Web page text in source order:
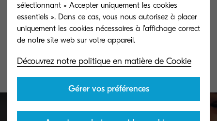
TK-5305C
Cyan toner yield 6,000 pages in
TK-5305M
Magenta toner
sélectionnant « Accepter uniquement les cookies
essentiels ». Dans ce cas, vous nous autorisez à placer
uniquement les cookies nécessaires à l'affichage correct
Découvrez notre politique en matière de Cookie
Gérer vos préférences